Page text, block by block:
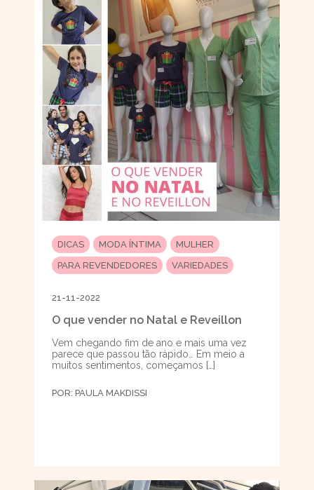
DICAS MODA ÍNTIMA
MULHER
PARA REVENDEDORES
VARIEDADES
21-11-2022
O que vender no Natal e Reveillon
Vem chegando fim de ano e mais uma vez
parece que passou tão rápido… Em meio a
muitos sentimentos, começamos […]
POR: PAULA MAKDISSI